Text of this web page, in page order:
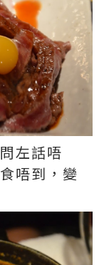
左話唔
唔到，變